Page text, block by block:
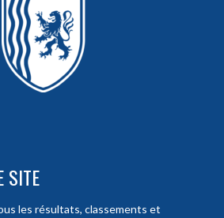
SITE
les résultats, classements et